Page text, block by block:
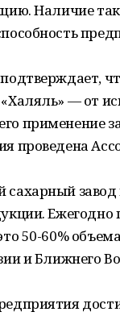
Наличие
— от
применение
проведена
завод
50-60%
и Ближнего